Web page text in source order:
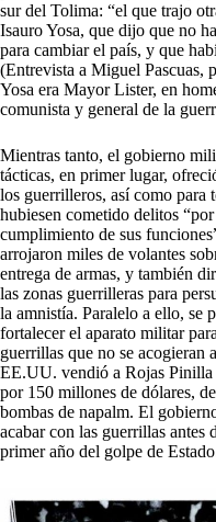
sur del Tolima: “el que trajo
Isauro Yosa, que dijo que no
para cambiar el país, y que
(Entrevista a Miguel Pascuas,
Yosa era Mayor Lister, en
comunista y general de la
Mientras tanto, el gobierno
tácticas, en primer lugar,
los guerrilleros, así como para
hubiesen cometido delitos
cumplimiento de sus
arrojaron miles de volantes
entrega de armas, y también
las zonas guerrilleras para
la amnistía. Paralelo a ello, se
fortalecer el aparato militar
guerrillas que no se acogieran
EE.UU. vendió a Rojas
por 150 millones de dólares,
bombas de napalm. El
acabar con las guerrillas antes
primer año del golpe de